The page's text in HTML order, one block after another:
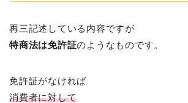
再三記述している内容ですが
特商法は免許証のようなものです。
免許証がなければ
消費者に対して